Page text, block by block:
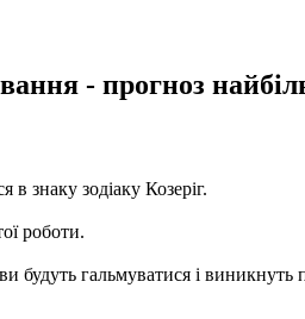
- прогноз
знаку зодіаку Козеріг.
роботи.
гальмуватися і